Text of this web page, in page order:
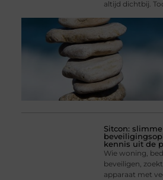
altijd dichtbij.
Sitcon: slimme
kennis uit de
Wie woning,
beveiligen,
apparaat met